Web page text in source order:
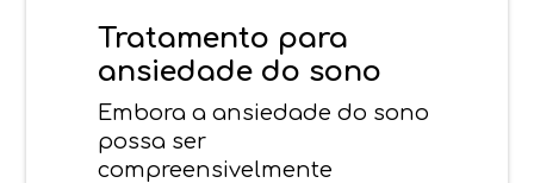
Tratamento para
ansiedade do sono
Embora a ansiedade do sono
possa ser
compreensivelmente